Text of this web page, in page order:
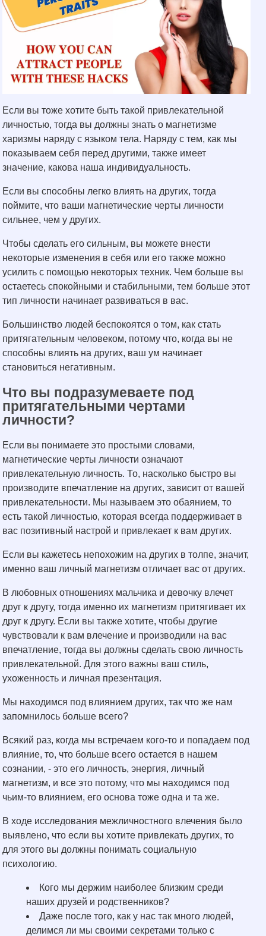
Если вы тоже хотите быть такой привлекательной
личностью, тогда вы должны знать о магнетизме
харизмы наряду с языком тела. Наряду с тем, как мы
показываем себя перед другими, также имеет
значение, какова наша индивидуальность.
Если вы способны легко влиять на других, тогда
поймите, что ваши магнетические черты личности
сильнее, чем у других.
Чтобы сделать его сильным, вы можете внести
некоторые изменения в себя или его также можно
усилить с помощью некоторых техник. Чем больше вы
остаетесь спокойными и стабильными, тем больше этот
тип личности начинает развиваться в вас.
Большинство людей беспокоятся о том, как стать
притягательным человеком, потому что, когда вы не
способны влиять на других, ваш ум начинает
становиться негативным.
Что вы подразумеваете под
притягательными чертами
личности?
Если вы понимаете это простыми словами,
магнетические черты личности означают
привлекательную личность. То, насколько быстро вы
производите впечатление на других, зависит от вашей
привлекательности. Мы называем это обаянием, то
есть такой личностью, которая всегда поддерживает в
вас позитивный настрой и привлекает к вам других.
Если вы кажетесь непохожим на других в толпе, значит,
именно ваш личный магнетизм отличает вас от других.
В любовных отношениях мальчика и девочку влечет
друг к другу, тогда именно их магнетизм притягивает их
друг к другу. Если вы также хотите, чтобы другие
чувствовали к вам влечение и производили на вас
впечатление, тогда вы должны сделать свою личность
привлекательной. Для этого важны ваш стиль,
ухоженность и личная презентация.
Мы находимся под влиянием других, так что же нам
запомнилось больше всего?
Всякий раз, когда мы встречаем кого-то и попадаем под
влияние, то, что больше всего остается в нашем
сознании, - это его личность, энергия, личный
магнетизм, и все это потому, что мы находимся под
чьим-то влиянием, его основа тоже одна и та же.
В ходе исследования межличностного влечения было
выявлено, что если вы хотите привлекать других, то
для этого вы должны понимать социальную
психологию.
Кого мы держим наиболее близким среди
наших друзей и родственников?
Даже после того, как у нас так много людей,
делимся ли мы своими секретами только с